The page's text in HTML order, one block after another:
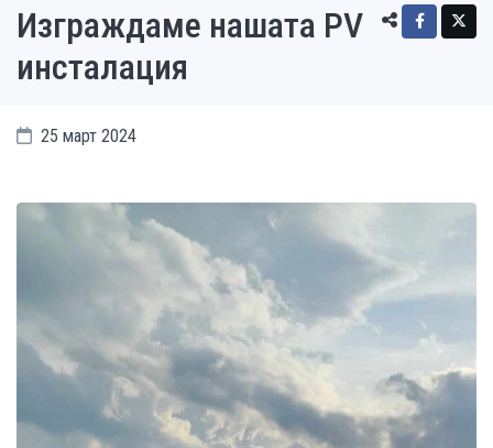
Изграждаме нашата PV
инсталация
25 март 2024